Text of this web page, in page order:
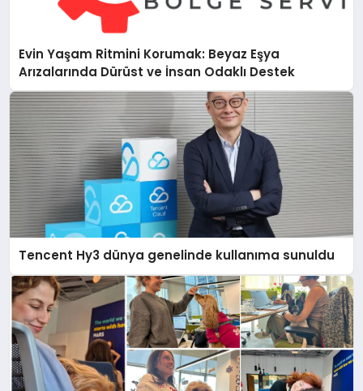
Evin Yaşam Ritmini Korumak: Beyaz Eşya
Arızalarında Dürüst ve İnsan Odaklı Destek
Tencent Hy3 dünya genelinde kullanıma sunuldu